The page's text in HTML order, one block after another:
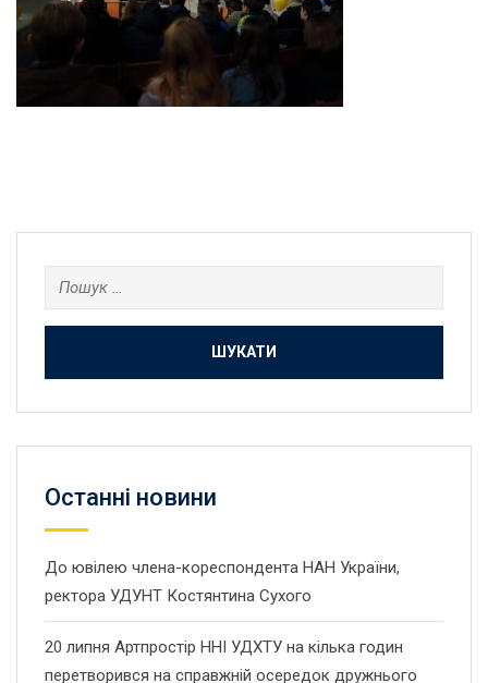
Пошук:
Останнi новини
До ювілею члена-кореспондента НАН України,
ректора УДУНТ Костянтина Сухого
20 липня Артпростір ННІ УДХТУ на кілька годин
перетворився на справжній осередок дружнього